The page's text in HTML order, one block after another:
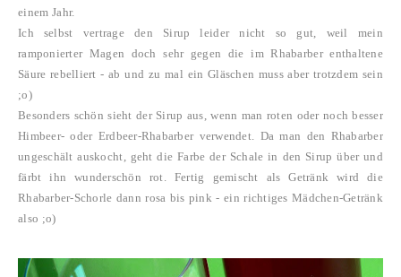
einem Jahr.
Ich selbst vertrage den Sirup leider nicht so gut, weil mein
ramponierter Magen doch sehr gegen die im Rhabarber enthaltene
Säure rebelliert - ab und zu mal ein Gläschen muss aber trotzdem sein
;o)
Besonders schön sieht der Sirup aus, wenn man roten oder noch besser
Himbeer- oder Erdbeer-Rhabarber verwendet. Da man den Rhabarber
ungeschält auskocht, geht die Farbe der Schale in den Sirup über und
färbt ihn wunderschön rot. Fertig gemischt als Getränk wird die
Rhabarber-Schorle dann rosa bis pink - ein richtiges Mädchen-Getränk
also ;o)